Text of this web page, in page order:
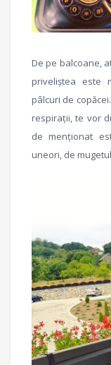
De pe balcoane,
priveliștea este
pâlcuri de
respirații, te vor
de menționat
uneori, de